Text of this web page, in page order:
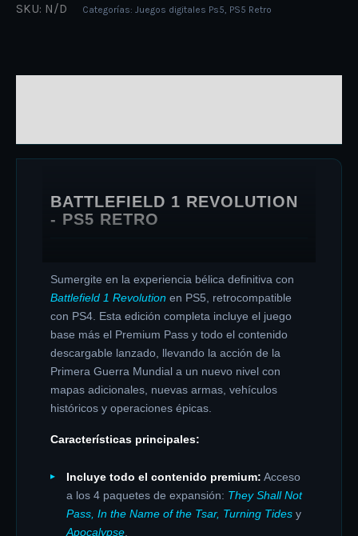
SKU: N/D Categorías: Juegos digitales Ps5, PS5 Retro
BATTLEFIELD 1 REVOLUTION
- PS5 RETRO
Sumergite en la experiencia bélica definitiva con
Battlefield 1 Revolution en PS5, retrocompatible
con PS4. Esta edición completa incluye el juego
base más el Premium Pass y todo el contenido
descargable lanzado, llevando la acción de la
Primera Guerra Mundial a un nuevo nivel con
mapas adicionales, nuevas armas, vehículos
históricos y operaciones épicas.
Características principales:
Incluye todo el contenido premium: Acceso
a los 4 paquetes de expansión: They Shall Not
Pass, In the Name of the Tsar, Turning Tides y
Apocalypse